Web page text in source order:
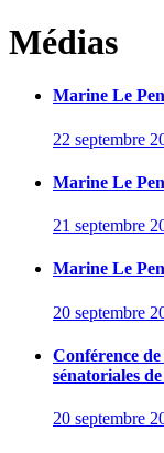
Médias
Marine Le
22 septembre
Marine Le
21 septembre
Marine Le
20 septembre
Conférence
sénatoriales
20 septembre